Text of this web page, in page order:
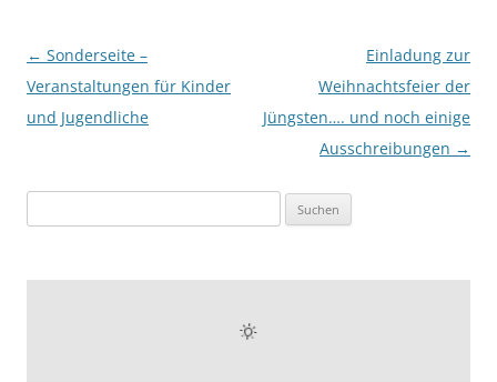
Beitragsnavigation
← Sonderseite –
Veranstaltungen für Kinder
und Jugendliche
Einladung zur
Weihnachtsfeier der
Jüngsten…. und noch einige
Ausschreibungen →
nach: